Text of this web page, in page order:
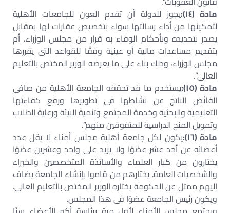
مادة (١٤):
يجوز للدولة أن تقدم العون للجامعات الأهلية
لتمكينها من أداء رسالتها سواء بتخصيص عقارات لها بمقابل
يصدر بتحديده وبأحكام الوفاء به قرار من مجلس الوزراء، أم
بتقديم مساعدات مالية أو عينية وفقًا للقواعد التى يقررها
مجلس الوزراء، وذلك بناء على ما يعرضه الوزير المختص بالتعليم
العالى”.
مادة (١٥):
يستخدم ما قد تحققه الجامعة الأهلية من صافى
الفائض الناتج عن نشاطها فى تطويرها ورفع كفاءتها
التعليمية والبحثية وخدمة المجتمع وتنمية البيئة ورعاية الطلاب
وتمويل المنح الدراسية للمتفوقين منهم”.
مادة (١٦):
يكون لكل جامعة أهلية مجلس أمناء لا يقل عدد
أعضائه عن أحد عشر عضوًا ولا يزيد على واحد وعشرين عضوًا
يختارون من كبار العلماء والأساتذة المتخصصين والخبراء
والشخصيات العامة. يختارهم من قاموا بإنشاء الجامعة يضاف
إليهم ممثل عن الحكومة يختاره الوزير المختص بالتعليم العالى.
ويكون رئيس الجامعة عضوًا فى هذا المجلس.